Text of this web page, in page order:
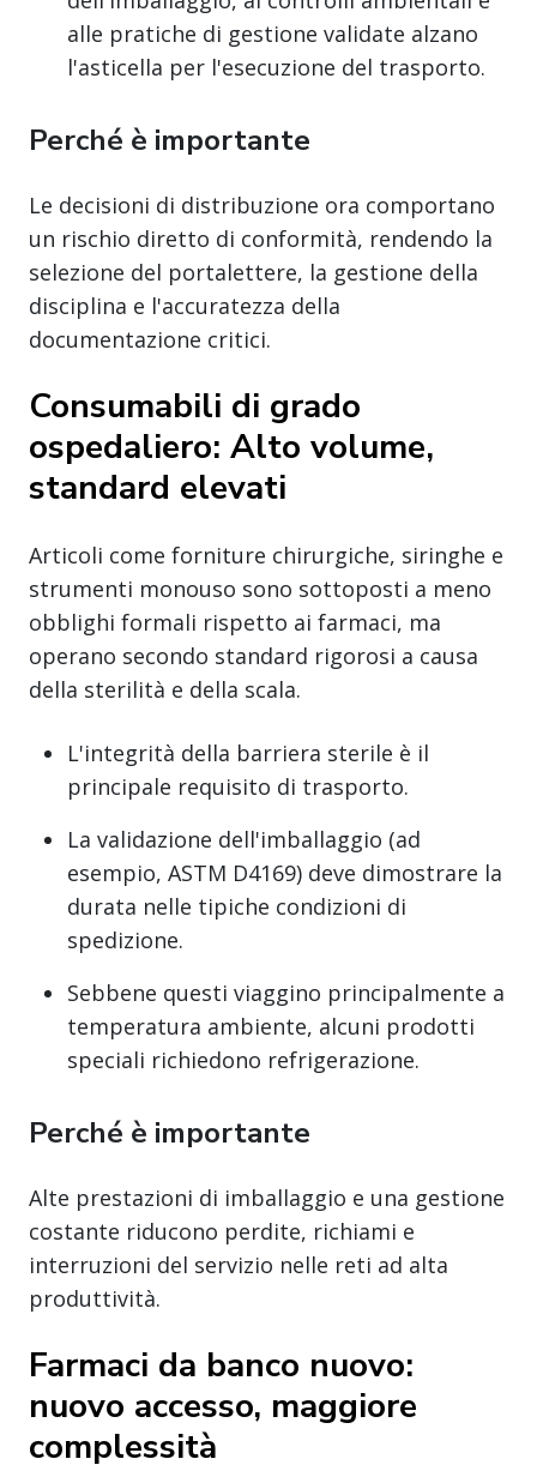
alle pratiche di gestione validate alzano
l'asticella per l'esecuzione del trasporto.
Perché è importante
Le decisioni di distribuzione ora comportano
un rischio diretto di conformità, rendendo la
selezione del portalettere, la gestione della
disciplina e l'accuratezza della
documentazione critici.
Consumabili di grado
ospedaliero: Alto volume,
standard elevati
Articoli come forniture chirurgiche, siringhe e
strumenti monouso sono sottoposti a meno
obblighi formali rispetto ai farmaci, ma
operano secondo standard rigorosi a causa
della sterilità e della scala.
L'integrità della barriera sterile è il
principale requisito di trasporto.
La validazione dell'imballaggio (ad
esempio, ASTM D4169) deve dimostrare la
durata nelle tipiche condizioni di
spedizione.
Sebbene questi viaggino principalmente a
temperatura ambiente, alcuni prodotti
speciali richiedono refrigerazione.
Perché è importante
Alte prestazioni di imballaggio e una gestione
costante riducono perdite, richiami e
interruzioni del servizio nelle reti ad alta
produttività.
Farmaci da banco nuovo:
nuovo accesso, maggiore
complessità